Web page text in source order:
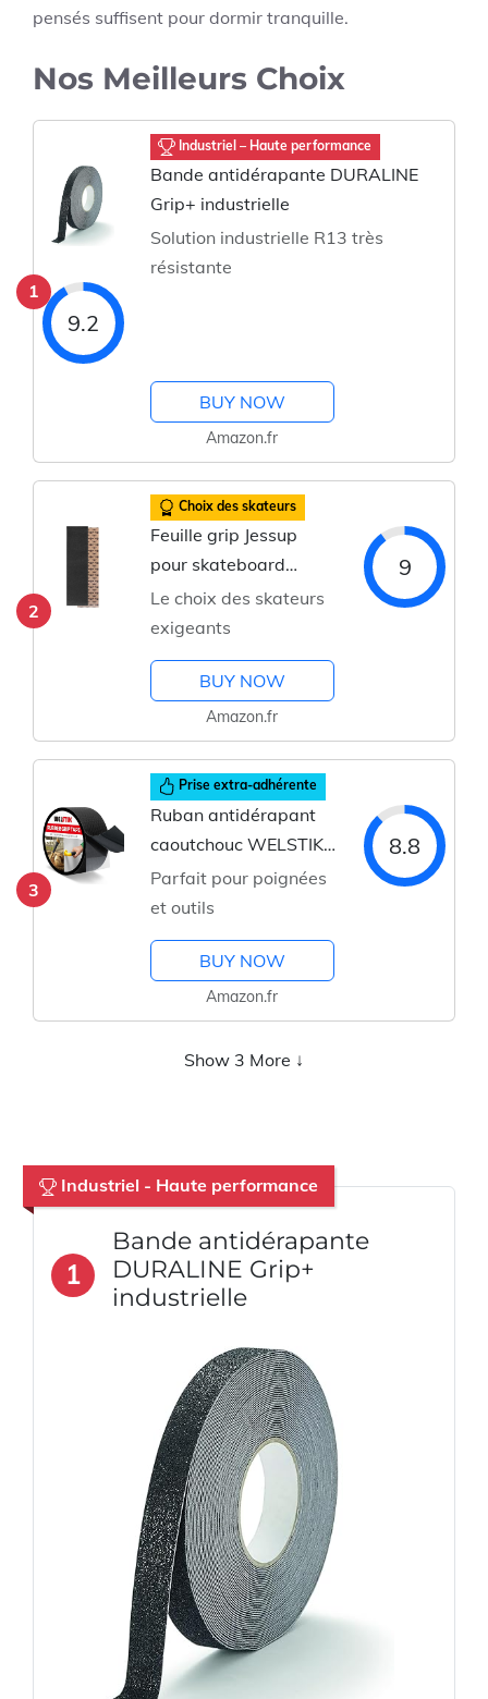
pensés suffisent pour dormir tranquille.
Nos Meilleurs Choix
1
Industriel – Haute performance
Bande antidérapante DURALINE
Grip+ industrielle
Solution industrielle R13 très
résistante
9.2
BUY NOW
Amazon.fr
2
Choix des skateurs
Feuille grip Jessup
pour skateboard
résistante
Le choix des skateurs
exigeants
9
BUY NOW
Amazon.fr
3
Prise extra-adhérente
Ruban antidérapant
caoutchouc WELSTIK
souple
Parfait pour poignées
et outils
8.8
BUY NOW
Amazon.fr
Show 3 More ↓
Industriel - Haute performance
1
Bande antidérapante
DURALINE Grip+
industrielle